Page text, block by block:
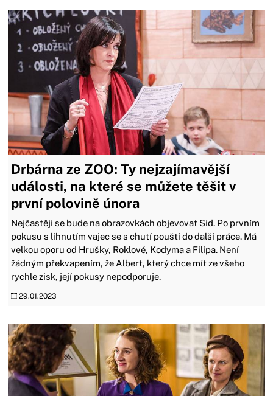
Drbárna ze ZOO: Ty nejzajímavější
události, na které se můžete těšit v
první polovině února
Nejčastěji se bude na obrazovkách objevovat Sid. Po prvním
pokusu s líhnutím vajec se s chutí pouští do další práce. Má
velkou oporu od Hrušky, Roklové, Kodyma a Filipa. Není
žádným překvapením, že Albert, který chce mít ze všeho
rychle zisk, její pokusy nepodporuje.
29.01.2023